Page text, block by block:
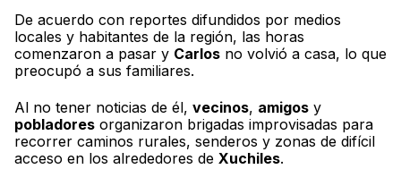
De acuerdo con reportes difundidos por medios
locales y habitantes de la región, las horas
comenzaron a pasar y Carlos no volvió a casa, lo que
preocupó a sus familiares.
Al no tener noticias de él, vecinos, amigos y
pobladores organizaron brigadas improvisadas para
recorrer caminos rurales, senderos y zonas de difícil
acceso en los alrededores de Xuchiles.